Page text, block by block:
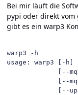
Bei mir läuft die
pypi oder direkt
gibt es ein warp3
warp3 -h
usage: warp3 [-h]
[--
[--
[--